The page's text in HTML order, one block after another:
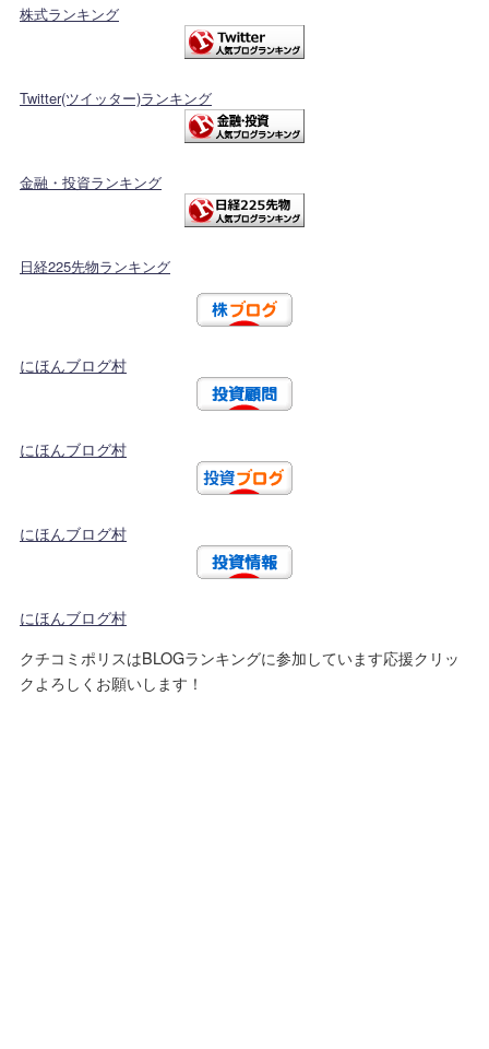
株式ランキング
Twitter(ツイッター)ランキング
金融・投資ランキング
日経225先物ランキング
にほんブログ村
にほんブログ村
にほんブログ村
にほんブログ村
クチコミポリスはBLOGランキングに参加しています応援クリッ
クよろしくお願いします！